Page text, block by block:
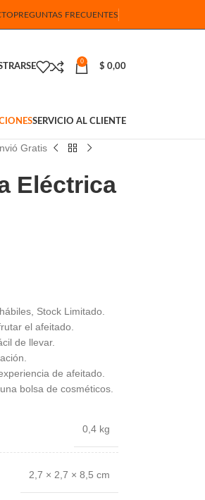
PREGUNTAS FRECUENTES
0
$ 0,00
SERVICIO AL CLIENTE
Gratis
Eléctrica
Stock Limitado.
el afeitado.
de llevar.
de afeitado.
bolsa de cosméticos.
0,4 kg
2,7 × 2,7 × 8,5 cm